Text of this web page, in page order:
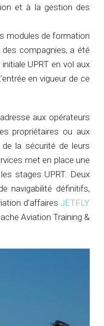
et à la gestion des
modules de formation
compagnies, a été
UPRT en vol aux
en vigueur de ce
aux opérateurs
propriétaires ou aux
de la sécurité de leurs
met en place une
stages UPRT. Deux
navigabilité définitifs,
d’affaires JETFLY
Aviation Training &